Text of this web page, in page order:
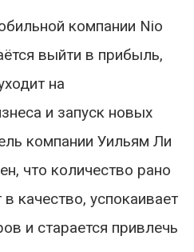
компании Nio
выйти в прибыль,
на
и запуск новых
компании Уильям Ли
что количество рано
качество, успокаивает
и старается привлечь